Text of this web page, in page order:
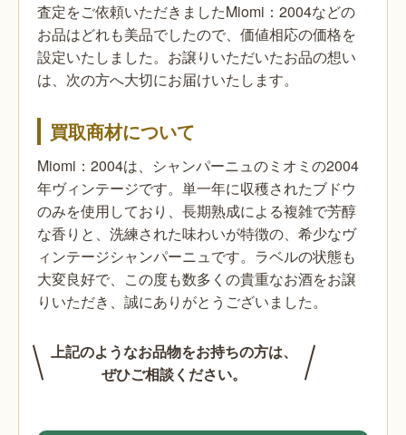
査定をご依頼いただきましたMiomi：2004などの
お品はどれも美品でしたので、価値相応の価格を
設定いたしました。お譲りいただいたお品の想い
は、次の方へ大切にお届けいたします。
買取商材について
Miomi：2004は、シャンパーニュのミオミの2004
年ヴィンテージです。単一年に収穫されたブドウ
のみを使用しており、長期熟成による複雑で芳醇
な香りと、洗練された味わいが特徴の、希少なヴ
ィンテージシャンパーニュです。ラベルの状態も
大変良好で、この度も数多くの貴重なお酒をお譲
りいただき、誠にありがとうございました。
上記のようなお品物をお持ちの方は、
ぜひご相談ください。